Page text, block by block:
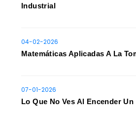
Industrial
04-02-2026
Matemáticas Aplicadas A La
07-01-2026
Lo Que No Ves Al Encender Un